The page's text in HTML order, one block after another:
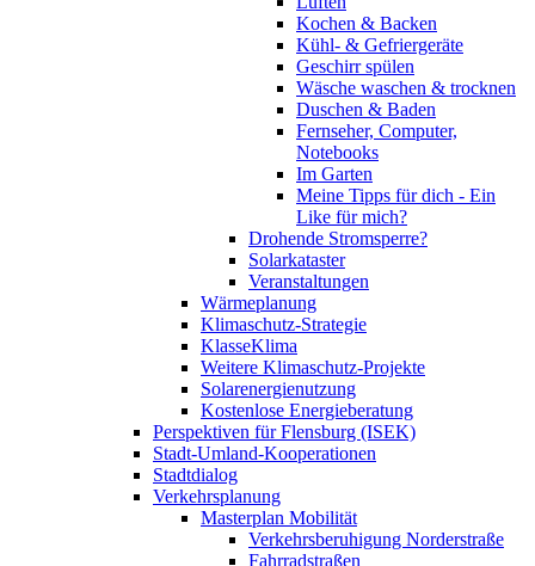
Kochen & Backen
Kühl- & Gefriergeräte
Geschirr spülen
Wäsche waschen & trocknen
Duschen & Baden
Fernseher, Computer,
Notebooks
Im Garten
Meine Tipps für dich - Ein
Like für mich?
Drohende Stromsperre?
Solarkataster
Veranstaltungen
Wärmeplanung
Klimaschutz-Strategie
KlasseKlima
Weitere Klimaschutz-Projekte
Solarenergienutzung
Kostenlose Energieberatung
Perspektiven für Flensburg (ISEK)
Stadt-Umland-Kooperationen
Stadtdialog
Verkehrsplanung
Masterplan Mobilität
Verkehrsberuhigung Norderstraße
Fahrradstraßen